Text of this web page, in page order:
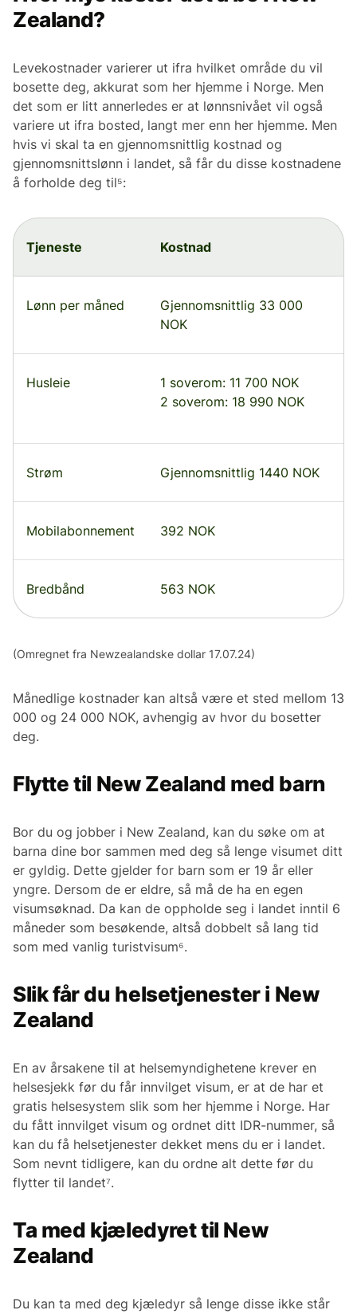
Zealand?
Levekostnader varierer ut ifra hvilket område du vil
bosette deg, akkurat som her hjemme i Norge. Men
det som er litt annerledes er at lønnsnivået vil også
variere ut ifra bosted, langt mer enn her hjemme. Men
hvis vi skal ta en gjennomsnittlig kostnad og
gjennomsnittslønn i landet, så får du disse kostnadene
å forholde deg til⁵:
Tjeneste Kostnad
Lønn per måned
Gjennomsnittlig 33 000
NOK
Husleie
1 soverom: 11 700 NOK
2 soverom: 18 990 NOK
Strøm Gjennomsnittlig 1440 NOK
Mobilabonnement 392 NOK
Bredbånd 563 NOK
(Omregnet fra Newzealandske dollar 17.07.24)
Månedlige kostnader kan altså være et sted mellom 13
000 og 24 000 NOK, avhengig av hvor du bosetter
deg.
Flytte til New Zealand med barn
Bor du og jobber i New Zealand, kan du søke om at
barna dine bor sammen med deg så lenge visumet ditt
er gyldig. Dette gjelder for barn som er 19 år eller
yngre. Dersom de er eldre, så må de ha en egen
visumsøknad. Da kan de oppholde seg i landet inntil 6
måneder som besøkende, altså dobbelt så lang tid
som med vanlig turistvisum⁶.
Slik får du helsetjenester i New
Zealand
En av årsakene til at helsemyndighetene krever en
helsesjekk før du får innvilget visum, er at de har et
gratis helsesystem slik som her hjemme i Norge. Har
du fått innvilget visum og ordnet ditt IDR-nummer, så
kan du få helsetjenester dekket mens du er i landet.
Som nevnt tidligere, kan du ordne alt dette før du
flytter til landet⁷.
Ta med kjæledyret til New
Zealand
Du kan ta med deg kjæledyr så lenge disse ikke står